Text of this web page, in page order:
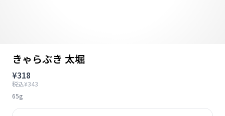
きゃらぶき 太堀
¥318
税込¥343
65g